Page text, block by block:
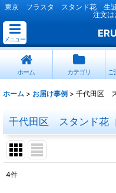
東京 フラスタ スタンド花 生
注文は
メニュー
ホーム カテゴリ ご
ホーム > お届け事例 > 千代田区
千代田区 スタンド花
4件